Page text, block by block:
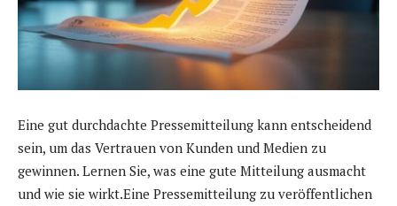
Eine gut durchdachte Pressemitteilung kann entscheidend
sein, um das Vertrauen von Kunden und Medien zu
gewinnen. Lernen Sie, was eine gute Mitteilung ausmacht
und wie sie wirkt.Eine Pressemitteilung zu veröffentlichen